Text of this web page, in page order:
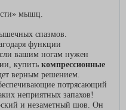
мышц.
спазмов.
функции
вашим ногам нужен
купить компрессионные
верным решением.
потрясающий
неприятных запахов!
и незаметный шов. Он